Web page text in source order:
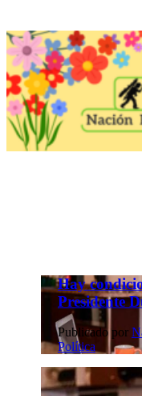
Hay
Presidente
Publicado por
Política